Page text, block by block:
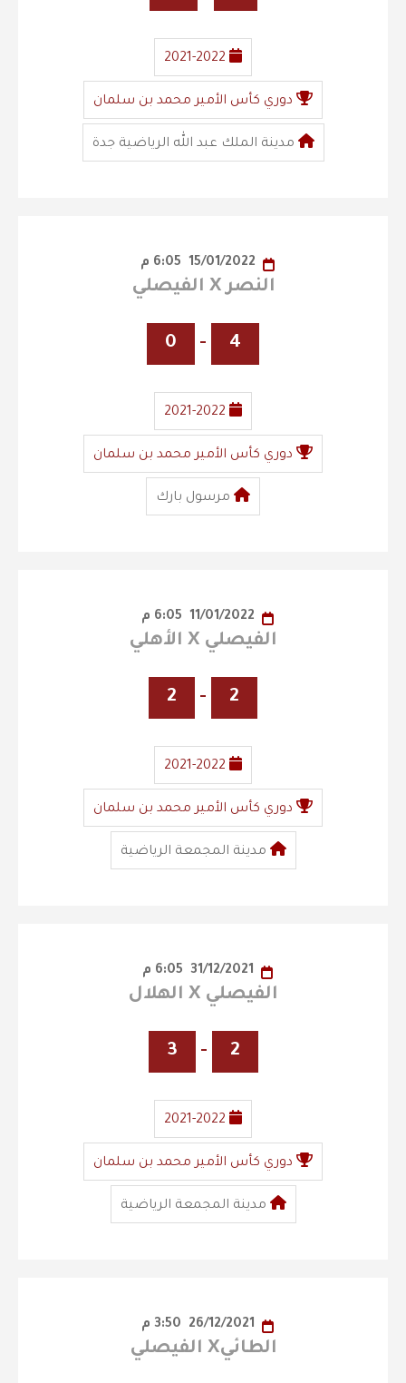
2021-2022
دوري كأس الأمير محمد بن سلمان
مدينة الملك عبد الله الرياضية جدة
النصر X الفيصلي
4
-
0
2021-2022
دوري كأس الأمير محمد بن سلمان
مرسول بارك
الفيصلي X الأهلي
2
-
2
2021-2022
دوري كأس الأمير محمد بن سلمان
مدينة المجمعة الرياضية
الفيصلي X الهلال
2
-
3
2021-2022
دوري كأس الأمير محمد بن سلمان
مدينة المجمعة الرياضية
الطائيX الفيصلي